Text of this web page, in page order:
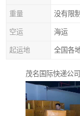
重量 没有限制
空运 海运
起运地 全国各
茂名国际快递公